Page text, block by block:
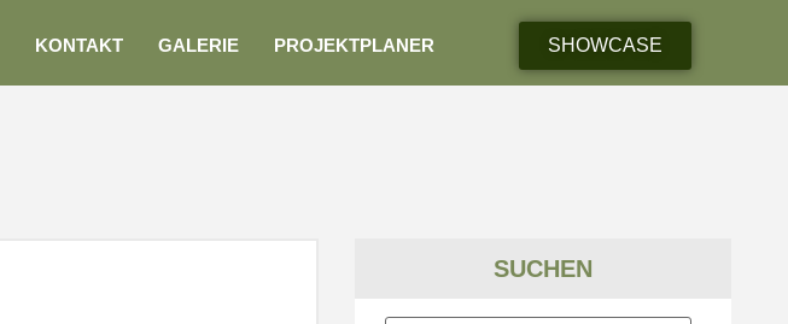
KONTAKT GALERIE PROJEKTPLANER SHOWCASE
SUCHEN